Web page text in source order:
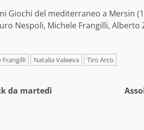
Giochi del mediterraneo a Mersin
Nespoli, Michele Frangilli, Alberto
Frangilli Natalia Valeeva Tiro Arco
da martedì